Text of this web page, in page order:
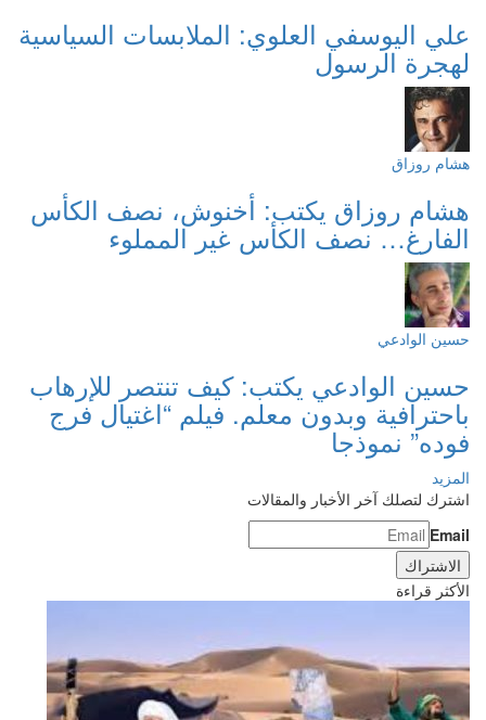
علي اليوسفي العلوي: الملابسات السياسية
لهجرة الرسول
هشام روزاق
هشام روزاق يكتب: أخنوش، نصف الكأس
الفارغ… نصف الكأس غير المملوء
حسين الوادعي
حسين الوادعي يكتب: كيف تنتصر للإرهاب
باحترافية وبدون معلم. فيلم “اغتيال فرج
فوده” نموذجا
المزيد
اشترك لتصلك آخر الأخبار والمقالات
Email
الأكثر قراءة